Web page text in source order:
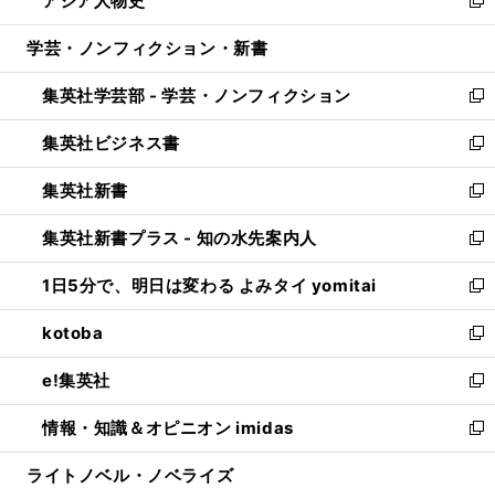
開
ウ
開
く
ン
ウ
で
開
く
い
ウ
ン
ド
ウ
で
開
く
新
し
ウ
ィ
ン
ド
ウ
で
開
く
学芸・ノンフィクション・新書
集英社学芸部 - 学芸・ノンフィクション
新
し
い
ウ
ィ
ン
ド
ウ
で
開
く
集英社ビジネス書
新
し
い
ウ
ィ
ン
ド
ウ
で
開
く
集英社新書
新
し
い
ウ
ィ
ン
ド
ウ
で
開
く
集英社新書プラス - 知の水先案内人
新
し
い
ウ
ィ
ン
ド
ウ
で
開
1日5分で、明日は変わる よみタイ yomitai
新
し
い
ウ
ィ
ン
ド
ウ
kotoba
新
し
い
ウ
ィ
ン
e!集英社
新
し
い
ウ
情報・知識＆オピニオン imidas
新
し
ライトノベル・ノベライズ